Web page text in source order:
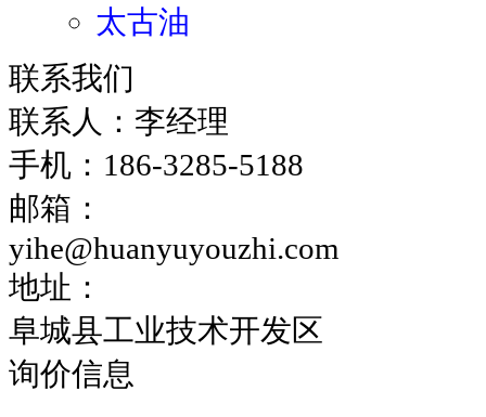
太古油
联系我们
联系人：李经理
手机：186-3285-5188
邮箱：
yihe@huanyuyouzhi.com
地址：
阜城县工业技术开发区
询价信息